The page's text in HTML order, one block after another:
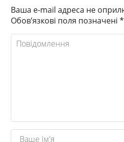
Ваша e-mail адреса не
Обов’язкові поля позначені*